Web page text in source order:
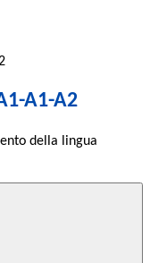
A1-A2
della lingua